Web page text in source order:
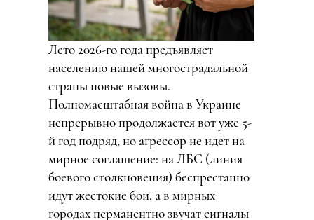
Лето 2026-го года предъявляет
населению нашей многострадальной
страны новые вызовы.
Полномасштабная война в Украине
непрерывно продолжается вот уже 5-
й год подряд, но агрессор не идет на
мирное соглашение: на ЛБС (линия
боевого столкновения) беспрестанно
идут жестокие бои, а в мирных
городах перманентно звучат сигналы